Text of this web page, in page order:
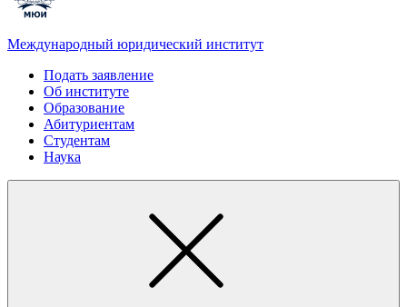
Международный юридический институт
Подать заявление
Об институте
Образование
Абитуриентам
Студентам
Наука